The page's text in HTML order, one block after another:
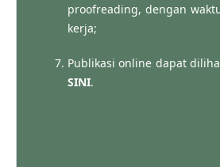
proofreading, dengan
kerja;
Publikasi online dapat
SINI.